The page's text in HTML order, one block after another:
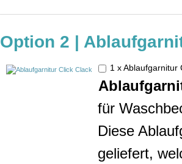
Option 2 |
1 x
für
Diese
geliefert,